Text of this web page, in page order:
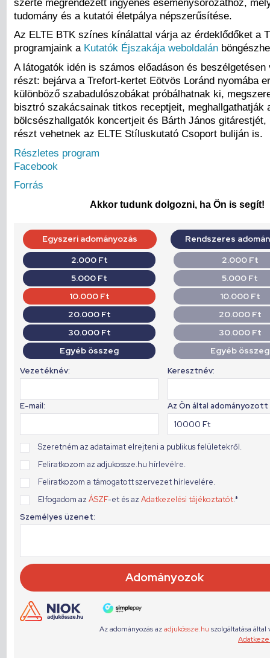
tudomány és a kutatói életpálya népszerűsítése.
Az ELTE BTK színes kínálattal várja az érdeklődőket a
programjaink a Kutatók Éjszakája weboldalán
A látogatók idén is számos előadáson és beszélgetésen
részt: bejárva a Trefort-kertet Eötvös Loránd nyomába
különböző szabadulószobákat próbálhatnak ki,
bisztró szakácsainak titkos receptjeit, meghallgathatják
bölcsészhallgatók koncertjeit és Bárth János gitárestjét,
részt vehetnek az ELTE Stíluskutató Csoport buliján is.
Részletes program
Facebook
Forrás
Akkor tudunk dolgozni, ha Ön is segít!